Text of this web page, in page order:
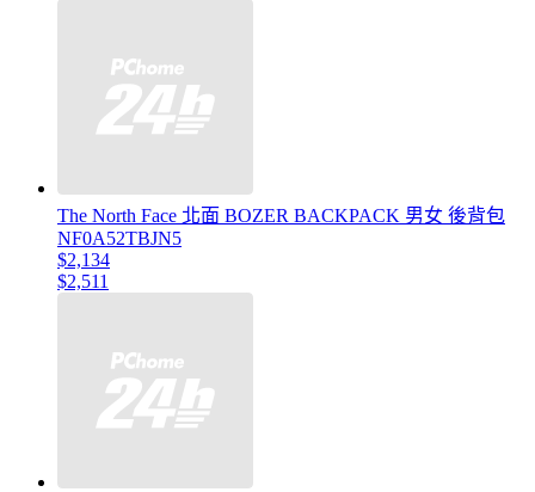
The North Face 北面 BOZER BACKPACK 男女 後背包
NF0A52TBJN5
$2,134
$2,511